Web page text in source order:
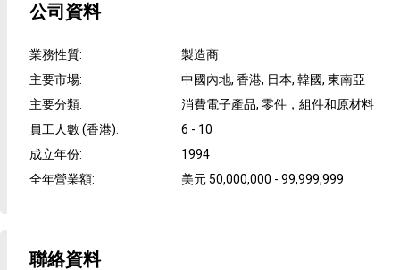
公司資料
業務性質:
製造商
主要市場:
中國內地, 香港, 日本, 韓國, 東南亞
主要分類:
消費電子產品, 零件，組件和原材料
員工人數 (香港):
6 - 10
成立年份:
1994
全年營業額: 美元 50,000,000 - 99,999,999
聯絡資料